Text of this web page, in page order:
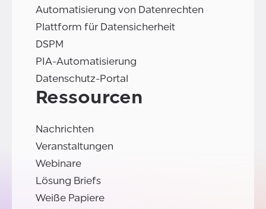
Automatisierung von Datenrechten
Plattform für Datensicherheit
DSPM
PIA-Automatisierung
Datenschutz-Portal
Ressourcen
Nachrichten
Veranstaltungen
Webinare
Lösung Briefs
Weiße Papiere